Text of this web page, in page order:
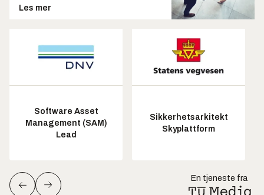
Les mer
Software Asset
Management (SAM)
Lead
Sikkerhetsarkitekt
Skyplattform
En tjeneste fra